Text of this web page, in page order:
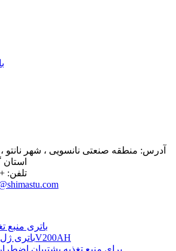
آدرس: منطقه صنعتی نانسویی ، شهر نانتو
تلفن: +8676023136186